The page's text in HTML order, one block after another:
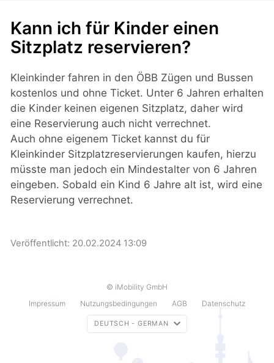
Kann ich für Kinder einen
Sitzplatz reservieren?
Kleinkinder fahren in den ÖBB Zügen und Bussen
kostenlos und ohne Ticket. Unter 6 Jahren erhalten
die Kinder keinen eigenen Sitzplatz, daher wird
eine Reservierung auch nicht verrechnet.
Auch ohne eigenem Ticket kannst du für
Kleinkinder Sitzplatzreservierungen kaufen, hierzu
müsste man jedoch ein Mindestalter von 6 Jahren
eingeben. Sobald ein Kind 6 Jahre alt ist, wird eine
Reservierung verrechnet.
Veröffentlicht: 20.02.2024 13:09
© iMobility GmbH
Impressum
Nutzungsbedingungen AGB Datenschutz
DEUTSCH - GERMAN